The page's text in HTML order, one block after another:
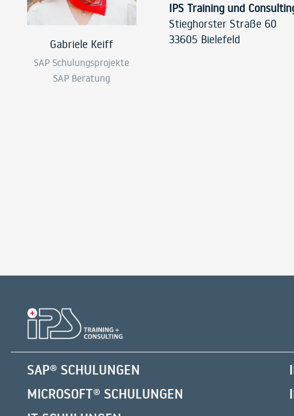
Gabriele Keiff
SAP Schulungsprojekte
SAP Beratung
IPS Training und
Stieghorster Straße 60
33605 Bielefeld
SAP® SCHULUNGEN
MICROSOFT® SCHULUNGEN